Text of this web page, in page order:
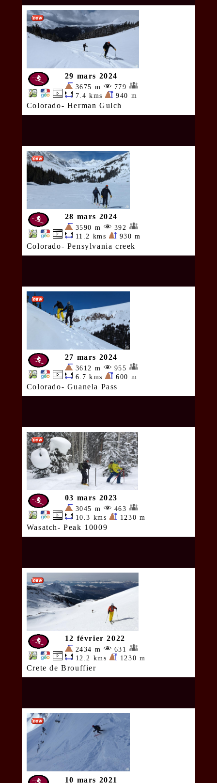
29 mars 2024
3675 m
779
7.4 kms
940 m
Colorado- Herman Gulch
28 mars 2024
3590 m
392
11.2 kms
930 m
Colorado- Pensylvania creek
27 mars 2024
3612 m
955
6.7 kms
600 m
Colorado- Guanela Pass
03 mars 2023
3045 m
463
10.3 kms
1230 m
Wasatch- Peak 10009
12 février 2022
2434 m
631
12.2 kms
1230 m
Crete de Brouffier
10 mars 2021